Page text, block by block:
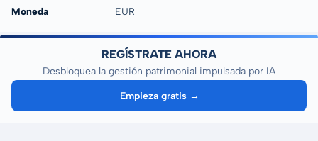
Moneda EUR
REGÍSTRATE AHORA
Desbloquea la gestión patrimonial impulsada por IA
Empieza gratis →